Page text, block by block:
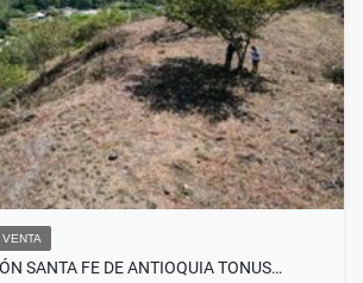
VENTA
SANTA FE DE ANTIOQUIA TONUS…